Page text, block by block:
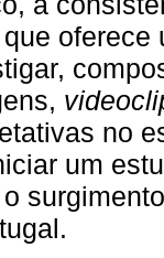
no
um